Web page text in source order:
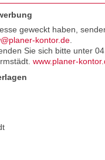
geweckt haben,
kontor.de
Sie sich bitte unter
www.planer-